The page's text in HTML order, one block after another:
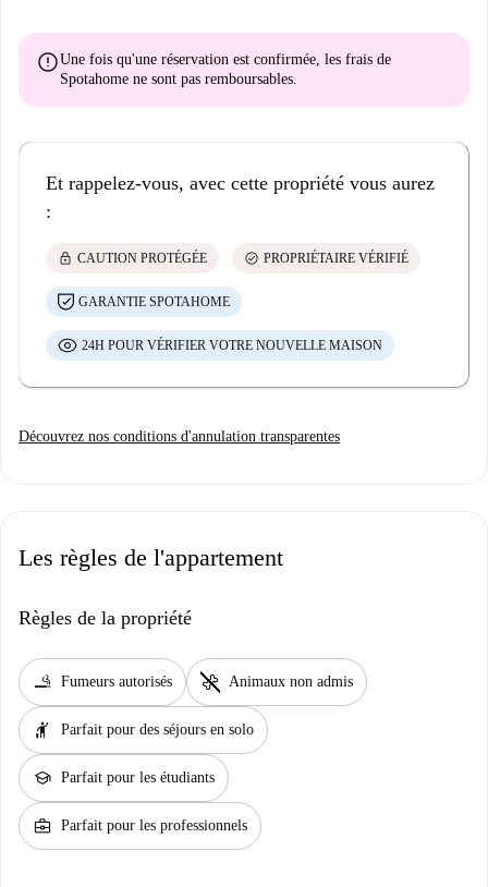
errorUne fois qu'une réservation est confirmée, les frais de
Spotahome ne sont pas remboursables.
Et rappelez-vous, avec cette propriété vous aurez
:
lock CAUTION PROTÉGÉE check_circle PROPRIÉTAIRE VÉRIFIÉ
GARANTIE SPOTAHOME
24H POUR VÉRIFIER VOTRE NOUVELLE MAISON
Découvrez nos conditions d'annulation transparentes
Les règles de l'appartement
Règles de la propriété
smoking_rooms Fumeurs autorisés pet_supplies Animaux non admis
hail Parfait pour des séjours en solo
school Parfait pour les étudiants
business_center Parfait pour les professionnels